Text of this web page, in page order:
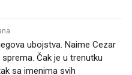
ubojstva. Naime Cezar
Čak je u trenutku
sa imenima svih